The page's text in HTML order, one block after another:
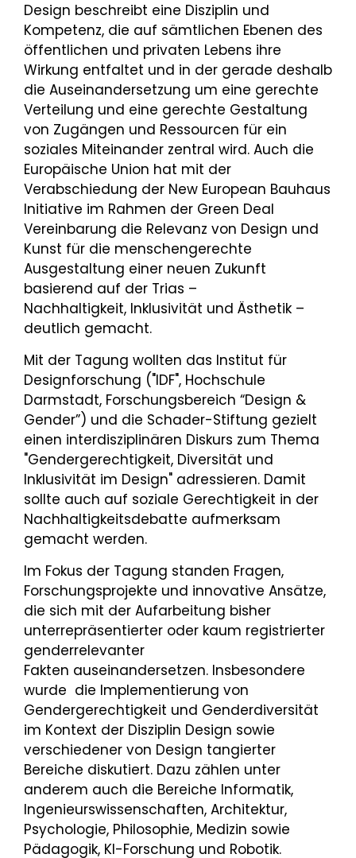
Design beschreibt eine Disziplin und
Kompetenz, die auf sämtlichen Ebenen des
öffentlichen und privaten Lebens ihre
Wirkung entfaltet und in der gerade deshalb
die Auseinandersetzung um eine gerechte
Verteilung und eine gerechte Gestaltung
von Zugängen und Ressourcen für ein
soziales Miteinander zentral wird. Auch die
Europäische Union hat mit der
Verabschiedung der New European Bauhaus
Initiative im Rahmen der Green Deal
Vereinbarung die Relevanz von Design und
Kunst für die menschengerechte
Ausgestaltung einer neuen Zukunft
basierend auf der Trias –
Nachhaltigkeit, Inklusivität und Ästhetik –
deutlich gemacht.
Mit der Tagung wollten das Institut für
Designforschung ("IDF", Hochschule
Darmstadt, Forschungsbereich “Design &
Gender”) und die Schader-Stiftung gezielt
einen interdisziplinären Diskurs zum Thema
"Gendergerechtigkeit, Diversität und
Inklusivität im Design" adressieren. Damit
sollte auch auf soziale Gerechtigkeit in der
Nachhaltigkeitsdebatte aufmerksam
gemacht werden.
Im Fokus der Tagung standen Fragen,
Forschungsprojekte und innovative Ansätze,
die sich mit der Aufarbeitung bisher
unterrepräsentierter oder kaum registrierter
genderrelevanter
Fakten auseinandersetzen. Insbesondere
wurde die Implementierung von
Gendergerechtigkeit und Genderdiversität
im Kontext der Disziplin Design sowie
verschiedener von Design tangierter
Bereiche diskutiert. Dazu zählen unter
anderem auch die Bereiche Informatik,
Ingenieurswissenschaften, Architektur,
Psychologie, Philosophie, Medizin sowie
Pädagogik, KI-Forschung und Robotik.